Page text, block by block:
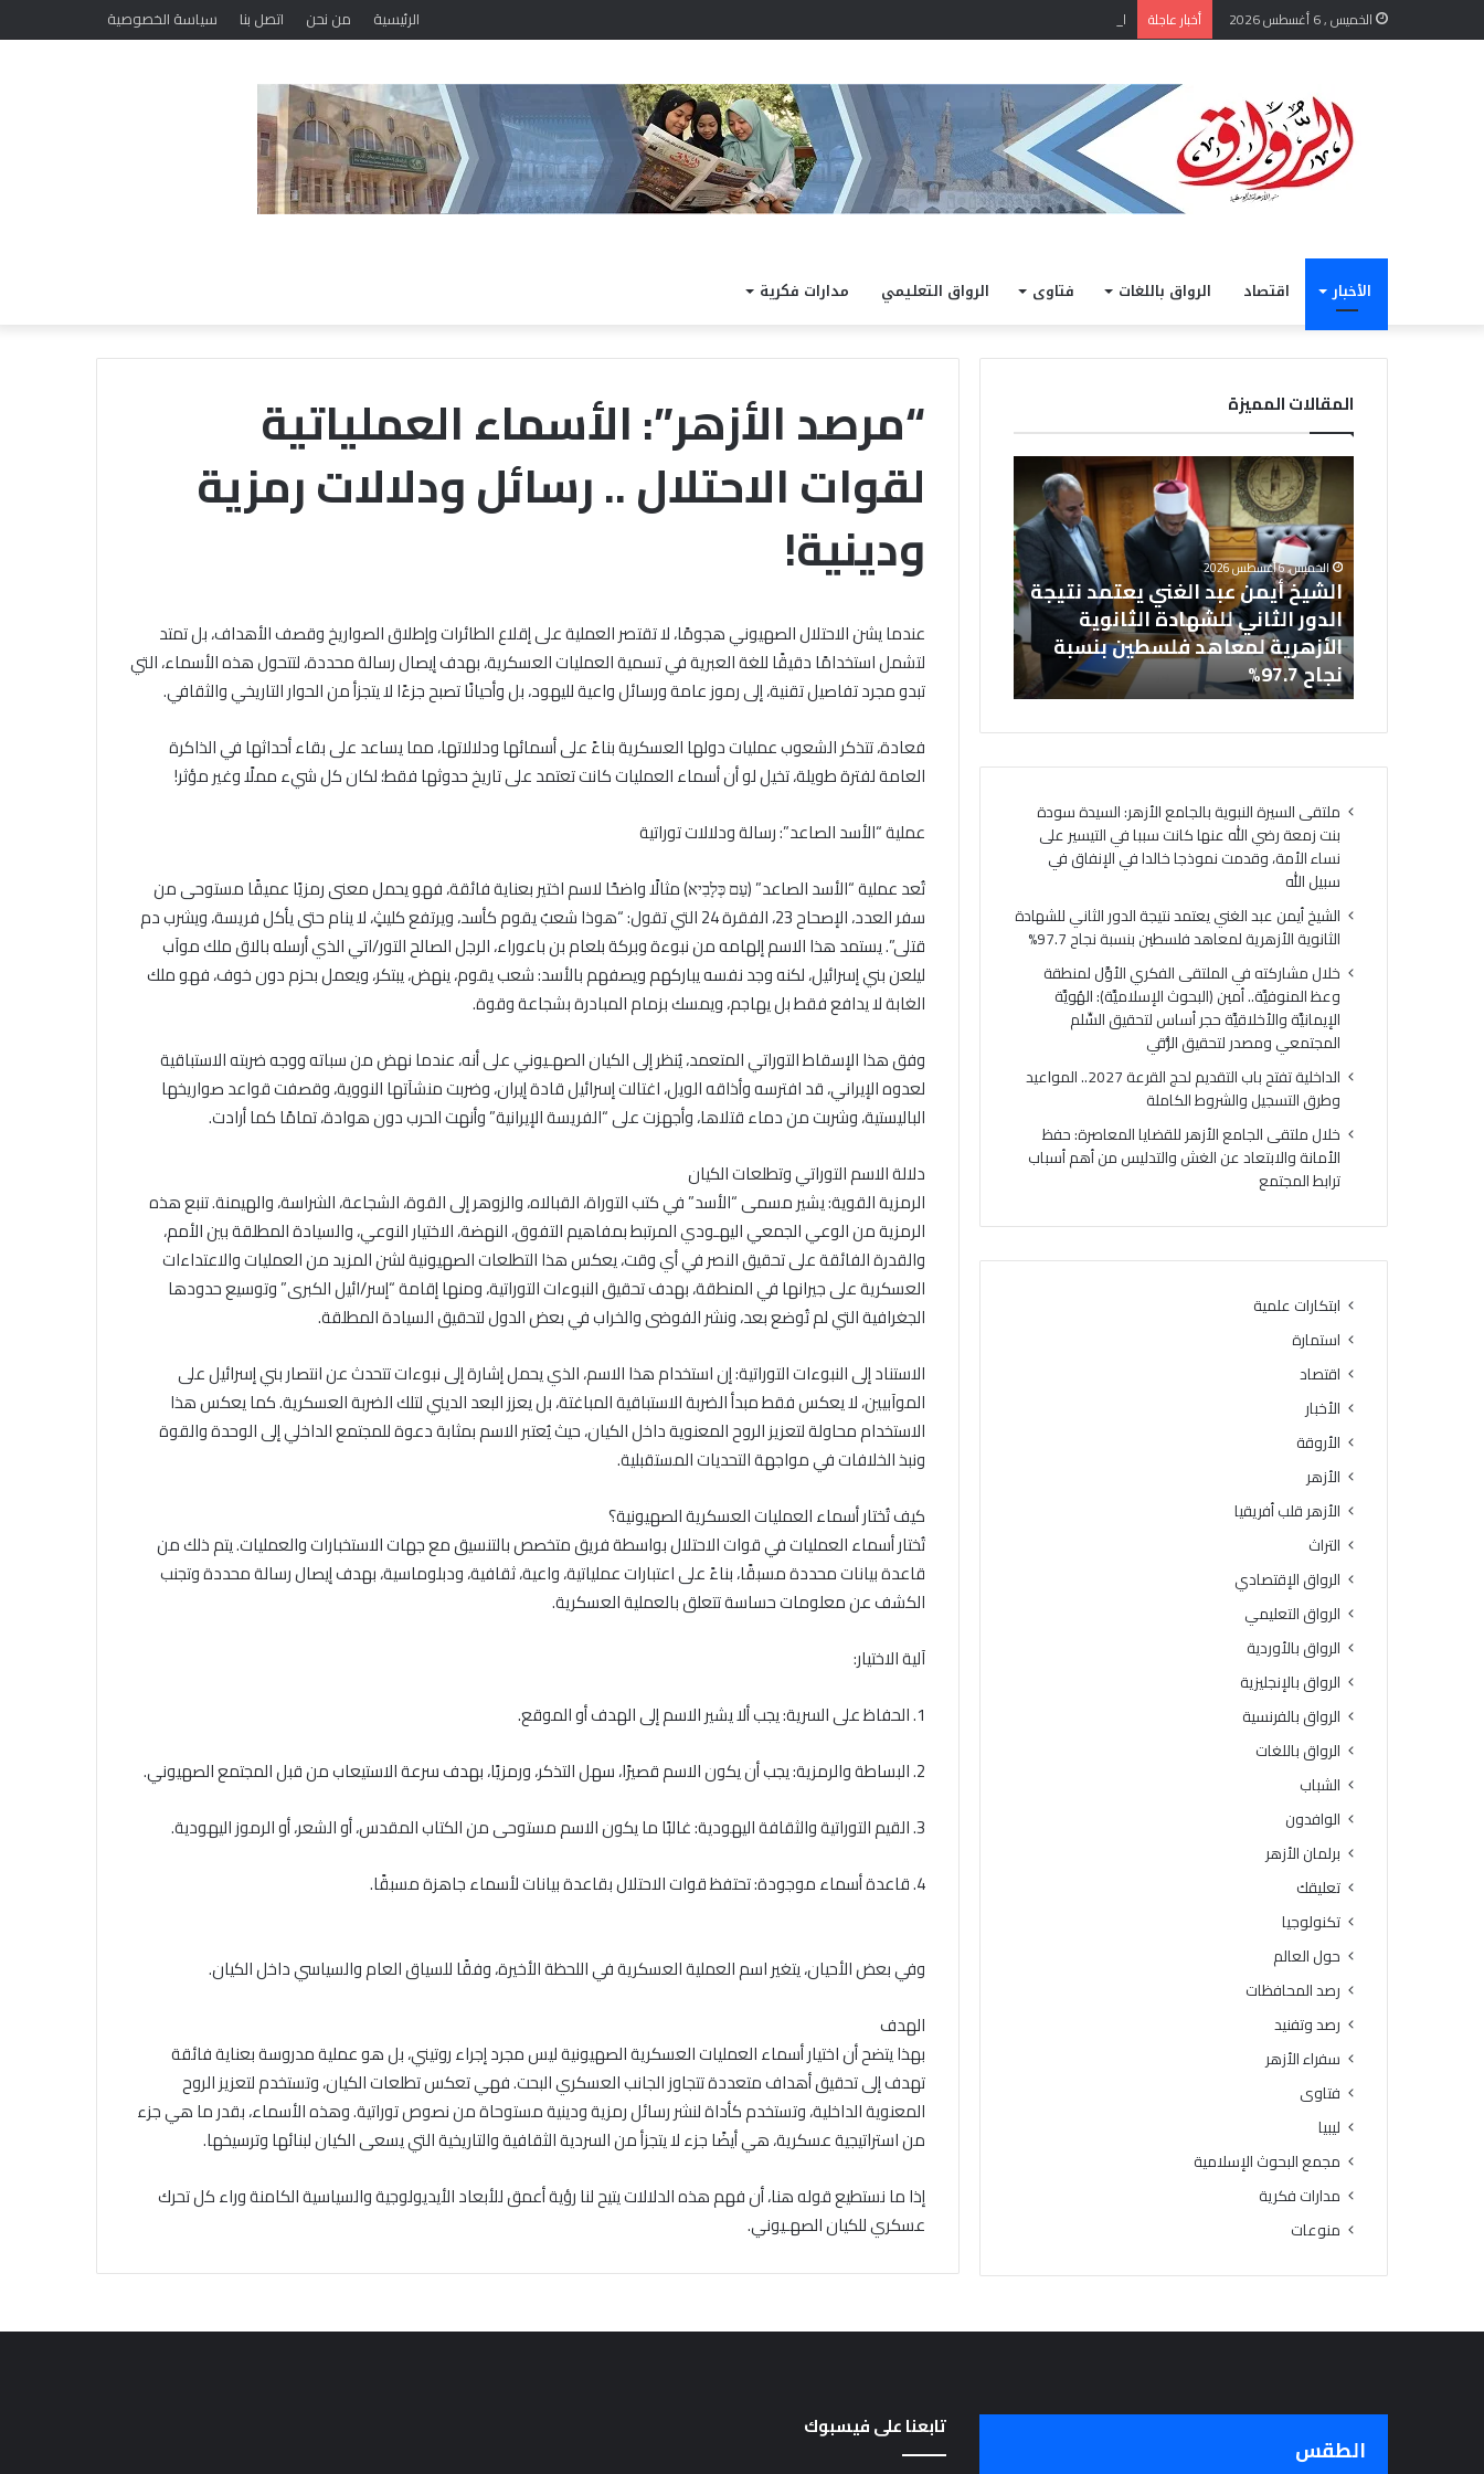
الخميس , 6 أغسطس 2026 أخبار عاجلة الشيخ أيمن عبد الغني يعتمد نتيجة الدور الثاني للشهادة الثانوية الأزهرية لمعاهد فلسطين بنسبة نجاح 97.7% الرئيسية من نحن اتصل بنا سياسة الخصوصية
الأخبار اقتصاد الرواق باللغات فتاوى الرواق التعليمي مدارات فكرية
“مرصد الأزهر”: الأسماء العملياتية
لقوات الاحتلال .. رسائل ودلالات رمزية
ودينية!
عندما يشن الاحتلال الصهيوني هجومًا، لا تقتصر العملية على إقلاع الطائرات وإطلاق الصواريخ وقصف الأهداف، بل تمتد
لتشمل استخدامًا دقيقًا للغة العبرية في تسمية العمليات العسكرية، بهدف إيصال رسالة محددة، لتتحول هذه الأسماء، التي
تبدو مجرد تفاصيل تقنية، إلى رموز عامة ورسائل واعية لليهود، بل وأحيانًا تصبح جزءًا لا يتجزأ من الحوار التاريخي والثقافي.
فعادة، تتذكر الشعوب عمليات دولها العسكرية بناءً على أسمائها ودلالاتها، مما يساعد على بقاء أحداثها في الذاكرة
العامة لفترة طويلة، تخيل لو أن أسماء العمليات كانت تعتمد على تاريخ حدوثها فقط؛ لكان كل شيء مملًا وغير مؤثر!
عملية “الأسد الصاعد”: رسالة ودلالات توراتية
تُعد عملية “الأسد الصاعد” (עַם כְּלָבִיא) مثالًا واضحًا لاسم اختير بعناية فائقة، فهو يحمل معنى رمزيًا عميقًا مستوحى من
سفر العدد، الإصحاح 23، الفقرة 24 التي تقول: “هوذا شعبٌ يقوم كأسد، ويرتفع كليثٍ، لا ينام حتى يأكل فريسة، ويشرب دم
قتلى”. يستمد هذا الاسم إلهامه من نبوءة وبركة بلعام بن باعوراء، الرجل الصالح التور/اتي الذي أرسله بالاق ملك موآب
ليلعن بني إسرائيل، لكنه وجد نفسه يباركهم ويصفهم بالأسد: شعب يقوم، ينهض، يبتكر، ويعمل بحزم دون خوف، فهو ملك
الغابة لا يدافع فقط بل يهاجم، ويمسك بزمام المبادرة بشجاعة وقوة.
وفق هذا الإسقاط التوراتي المتعمد، يُنظر إلى الكيان الصهـيوني على أنه، عندما نهض من سباته ووجه ضربته الاستباقية
لعدوه الإيراني، قد افترسه وأذاقه الويل، اغتالت إسرائيل قادة إيران، وضربت منشآتها النووية، وقصفت قواعد صواريخها
الباليستية، وشربت من دماء قتلاها، وأجهزت على “الفريسة الإيرانية” وأنهت الحرب دون هوادة، تمامًا كما أرادت.
دلالة الاسم التوراتي وتطلعات الكيان
الرمزية القوية: يشير مسمى “الأسد” في كتب التوراة، القبالاه، والزوهر إلى القوة، الشجاعة، الشراسة، والهيمنة. تنبع هذه
الرمزية من الوعي الجمعي اليهـودي المرتبط بمفاهيم التفوق، النهضة، الاختيار النوعي، والسيادة المطلقة بين الأمم،
والقدرة الفائقة على تحقيق النصر في أي وقت، يعكس هذا التطلعات الصهيونية لشن المزيد من العمليات والاعتداءات
العسكرية على جيرانها في المنطقة، بهدف تحقيق النبوءات التوراتية، ومنها إقامة “إسر/ائيل الكبرى” وتوسيع حدودها
الجغرافية التي لم تُوضع بعد، ونشر الفوضى والخراب في بعض الدول لتحقيق السيادة المطلقة.
الاستناد إلى النبوءات التوراتية: إن استخدام هذا الاسم، الذي يحمل إشارة إلى نبوءات تتحدث عن انتصار بني إسرائيل على
الموآبيين، لا يعكس فقط مبدأ الضربة الاستباقية المباغتة، بل يعزز البعد الديني لتلك الضربة العسكرية. كما يعكس هذا
الاستخدام محاولة لتعزيز الروح المعنوية داخل الكيان، حيث يُعتبر الاسم بمثابة دعوة للمجتمع الداخلي إلى الوحدة والقوة
ونبذ الخلافات في مواجهة التحديات المستقبلية.
كيف تُختار أسماء العمليات العسكرية الصهيونية؟
تُختار أسماء العمليات في قوات الاحتلال بواسطة فريق متخصص بالتنسيق مع جهات الاستخبارات والعمليات. يتم ذلك من
قاعدة بيانات محددة مسبقًا، بناءً على اعتبارات عملياتية، واعية، ثقافية، ودبلوماسية، بهدف إيصال رسالة محددة وتجنب
الكشف عن معلومات حساسة تتعلق بالعملية العسكرية.
آلية الاختيار:
1. الحفاظ على السرية: يجب ألا يشير الاسم إلى الهدف أو الموقع.
2. البساطة والرمزية: يجب أن يكون الاسم قصيرًا، سهل التذكر، ورمزيًا، بهدف سرعة الاستيعاب من قبل المجتمع الصهيوني.
3. القيم التوراتية والثقافة اليهودية: غالبًا ما يكون الاسم مستوحى من الكتاب المقدس، أو الشعر، أو الرموز اليهودية.
4. قاعدة أسماء موجودة: تحتفظ قوات الاحتلال بقاعدة بيانات لأسماء جاهزة مسبقًا.
وفي بعض الأحيان، يتغير اسم العملية العسكرية في اللحظة الأخيرة، وفقًا للسياق العام والسياسي داخل الكيان.
الهدف
بهذا يتضح أن اختيار أسماء العمليات العسكرية الصهيونية ليس مجرد إجراء روتيني، بل هو عملية مدروسة بعناية فائقة
تهدف إلى تحقيق أهداف متعددة تتجاوز الجانب العسكري البحت. فهي تعكس تطلعات الكيان، وتستخدم لتعزيز الروح
المعنوية الداخلية، وتستخدم كأداة لنشر رسائل رمزية ودينية مستوحاة من نصوص توراتية. وهذه الأسماء، بقدر ما هي جزء
من استراتيجية عسكرية، هي أيضًا جزء لا يتجزأ من السردية الثقافية والتاريخية التي يسعى الكيان لبنائها وترسيخها.
إذا ما نستطيع قوله هنا، أن فهم هذه الدلالات يتيح لنا رؤية أعمق للأبعاد الأيديولوجية والسياسية الكامنة وراء كل تحرك
عسكري للكيان الصهـيوني.
المقالات المميزة
الغني
يعتمد
نتيجة
الدور
الثاني
للشهادة
الثانوية
الأزهرية
بنسبة
97.7%
الخميس, 6 أغسطس 2026
الشيخ أيمن عبد الغني يعتمد نتيجة
الدور الثاني للشهادة الثانوية
الأزهرية لمعاهد فلسطين بنسبة
نجاح 97.7%
مشاركته
الملتقى
الفكري
الأوَّل
لمنطقة
وعظ
المنوفيَّة..
(البحوث
الإيمانيَّة
خلال مشاركته في الملتقى الفكري
الأوَّل لمنطقة وعظ المنوفيَّة.. أمين
الإيمانيَّة والأخلاقيَّة حجر أساس
لتحقيق السِّلم المجتمعي ومصدر
لتحقيق الرُّقي
الداخلية
باب
المواعيد
وطرق
التسجيل
والشروط
الداخلية تفتح باب التقديم لحج
القرعة 2027.. المواعيد وطرق
التسجيل والشروط الكاملة
ملتقى
الجامع
الأمانة
والابتعاد
عن
الغش
من
أهم
أسباب
المعاصرة: حفظ الأمانة والابتعاد عن
الغش والتدليس من أهم أسباب
ترابط المجتمع
ملتقى السيرة النبوية بالجامع الأزهر: السيدة سودة
بنت زمعة رضي الله عنها كانت سببا في التيسير على
نساء الأمة، وقدمت نموذجا خالدا في الإنفاق في
سبيل الله
الشيخ أيمن عبد الغني يعتمد نتيجة الدور الثاني للشهادة
الثانوية الأزهرية لمعاهد فلسطين بنسبة نجاح 97.7%
خلال مشاركته في الملتقى الفكري الأوَّل لمنطقة
وعظ المنوفيَّة.. أمين (البحوث الإسلاميَّة): الهُويَّة
الإيمانيَّة والأخلاقيَّة حجر أساس لتحقيق السِّلم
المجتمعي ومصدر لتحقيق الرُّقي
الداخلية تفتح باب التقديم لحج القرعة 2027.. المواعيد
وطرق التسجيل والشروط الكاملة
خلال ملتقى الجامع الأزهر للقضايا المعاصرة: حفظ
الأمانة والابتعاد عن الغش والتدليس من أهم أسباب
ترابط المجتمع
ابتكارات علمية
استمارة
اقتصاد
الأخبار
الأروقة
الأزهر
الأزهر قلب أفريقيا
التراث
الرواق الإقتصادي
الرواق التعليمي
الرواق بالأوردية
الرواق بالإنجليزية
الرواق بالفرنسية
الرواق باللغات
الشباب
الوافدون
برلمان الأزهر
تعليقك
تكنولوجيا
حول العالم
رصد المحافظات
رصد وتفنيد
سفراء الأزهر
فتاوى
ليبيا
مجمع البحوث الإسلامية
مدارات فكرية
منوعات
الطقس
تابعنا على فيسبوك